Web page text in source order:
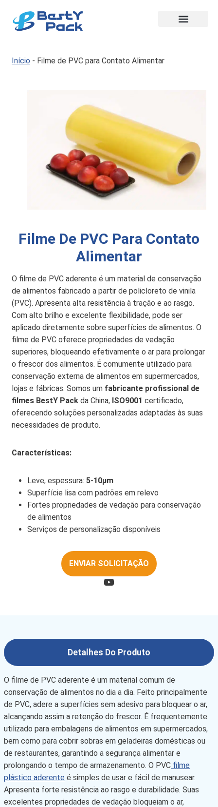
Início - Filme de PVC para Contato Alimentar
Filme De PVC Para Contato
Alimentar
O filme de PVC aderente é um material de conservação
de alimentos fabricado a partir de policloreto de vinila
(PVC). Apresenta alta resistência à tração e ao rasgo.
Com alto brilho e excelente flexibilidade, pode ser
aplicado diretamente sobre superfícies de alimentos. O
filme de PVC oferece propriedades de vedação
superiores, bloqueando efetivamente o ar para prolongar
o frescor dos alimentos. É comumente utilizado para
conservação externa de alimentos em supermercados,
lojas e fábricas. Somos um fabricante profissional de
filmes BestY Pack da China, ISO9001 certificado,
oferecendo soluções personalizadas adaptadas às suas
necessidades de produto.
Características:
Leve, espessura: 5-10μm
Superfície lisa com padrões em relevo
Fortes propriedades de vedação para conservação
de alimentos
Serviços de personalização disponíveis
ENVIAR SOLICITAÇÃO
Detalhes Do Produto
O filme de PVC aderente é um material comum de
conservação de alimentos no dia a dia. Feito principalmente
de PVC, adere a superfícies sem adesivo para bloquear o ar,
alcançando assim a retenção do frescor. É frequentemente
utilizado para embalagens de alimentos em supermercados,
bem como para cobrir sobras em geladeiras domésticas ou
de restaurantes, garantindo a segurança alimentar e
prolongando o tempo de armazenamento. O PVC filme
plástico aderente é simples de usar e fácil de manusear.
Apresenta forte resistência ao rasgo e durabilidade. Suas
excelentes propriedades de vedação bloqueiam o ar,